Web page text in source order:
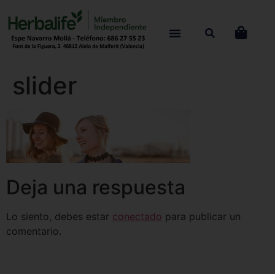
slider
Deja una respuesta
Lo siento, debes estar conectado para publicar un
comentario.